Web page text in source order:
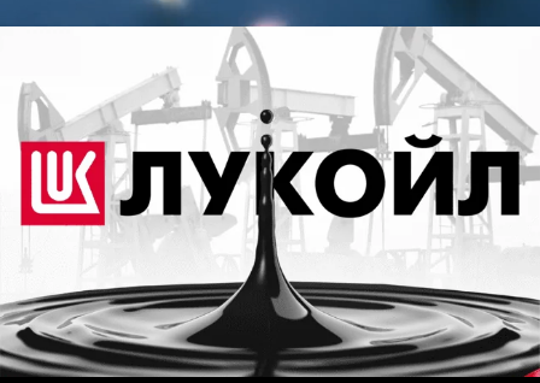
Разработать стильную современную
презентацию для нефтяной компании